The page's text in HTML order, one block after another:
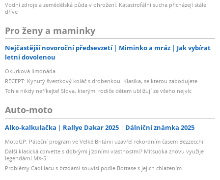
Vodní zdroje a zemědělská půda v ohrožení: Katastrofální sucha přicházejí stále
dříve
Pro ženy a maminky
Nejčastější novoroční předsevzetí Miminko a mráz
Jak vybírat
letní dovolenou
Okurková limonáda
RECEPT: Kynutý švestkový koláč s drobenkou. Klasika, se kterou zabodujete
Tohle nikdy neříkejte! Slova, kterými rodiče dětem ubližují ze všeho nejvíc
Auto-moto
Alko-kalkulačka Rallye Dakar 2025 Dálniční známka 2025
MotoGP: Páteční program ve Velké Británii uzavřel rekordním časem Bezzecchi
Další klasická corvette s dobrými jízdními vlastnostmi? Mitsuoka znovu využije
legendární MX-5
Problémy Cadillacu s brzdami souvisí podle Bottase s jejich chlazením